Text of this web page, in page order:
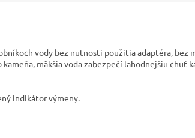
vody bez nutnosti použitia adaptéra, bez
mäkšia voda zabezpečí lahodnejšiu chuť
indikátor výmeny.